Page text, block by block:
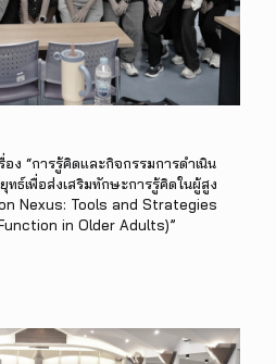
อง “การรู้คิดและกิจกรรมการดำเนิน
ทธ์เพื่อส่งเสริมทักษะการรู้คิดในผู้สูง
Nexus: Tools and Strategies
in Older Adults)”